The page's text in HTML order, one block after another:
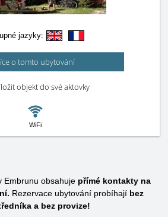
jazyky:
o tomto ubytování
objekt do své aktovky
WiFi
Embrunu obsahuje přímé kontakty na
Rezervace ubytování probíhají bez
a bez provize!